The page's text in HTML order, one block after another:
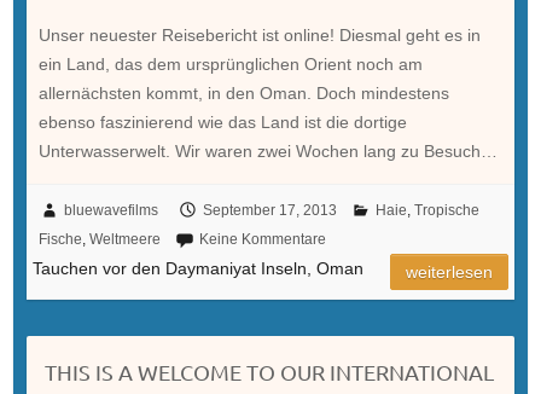
Unser neuester Reisebericht ist online! Diesmal geht es in
ein Land, das dem ursprünglichen Orient noch am
allernächsten kommt, in den Oman. Doch mindestens
ebenso faszinierend wie das Land ist die dortige
Unterwasserwelt. Wir waren zwei Wochen lang zu Besuch…
bluewavefilms September 17, 2013 Haie, Tropische
Fische, Weltmeere Keine Kommentare
Tauchen vor den Daymaniyat Inseln, Oman weiterlesen
THIS IS A WELCOME TO OUR INTERNATIONAL